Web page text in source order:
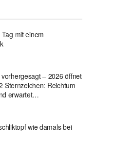
mit einem
– 2026 öffnet
Sternzeichen: Reichtum
erwartet…
wie damals bei